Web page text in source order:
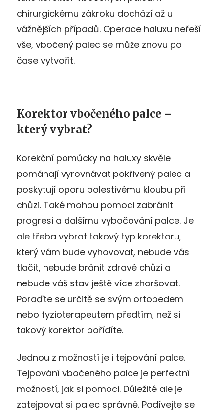
chirurgickému zákroku dochází až u
vážnějších případů. Operace haluxu neřeší
vše, vbočený palec se může znovu po
čase vytvořit.
Korektor vbočeného palce –
který vybrat?
Korekční pomůcky na haluxy skvěle
pomáhají vyrovnávat pokřivený palec a
poskytují oporu bolestivému kloubu při
chůzi. Také mohou pomoci zabránit
progresi a dalšímu vybočování palce. Je
ale třeba vybrat takový typ korektoru,
který vám bude vyhovovat, nebude vás
tlačit, nebude bránit zdravé chůzi a
nebude váš stav ještě více zhoršovat.
Poraďte se určitě se svým ortopedem
nebo fyzioterapeutem předtím, než si
takový korektor pořídíte.
Jednou z možností je i tejpování palce.
Tejpování vbočeného palce je perfektní
možností, jak si pomoci. Důležité ale je
zatejpovat si palec správně. Podívejte se